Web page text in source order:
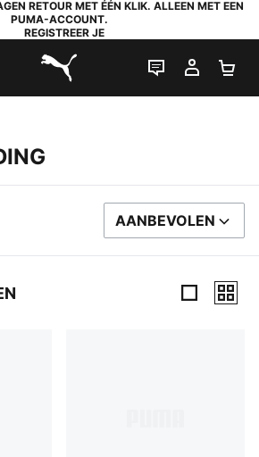
RETOUR MET ÉÉN KLIK. ALLEEN MET EEN
PUMA-ACCOUNT.
REGISTREER JE
PUMA.com
LIVE CHAT
MIJN
SORTEER OP
AANBEVOLEN